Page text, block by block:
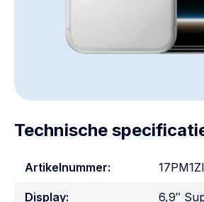
Technische
Artikelnummer:
Display: 6,9″